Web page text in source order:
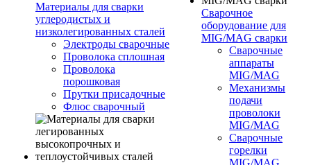
Материалы для сварки
углеродистых и
низколегированных сталей
Электроды сварочные
Проволока сплошная
Проволока
порошковая
Прутки присадочные
Флюс сварочный
Сварочное
оборудование для
MIG/MAG сварки
Сварочные
аппараты
MIG/MAG
Механизмы
подачи
проволоки
MIG/MAG
Сварочные
горелки
MIG/MAG